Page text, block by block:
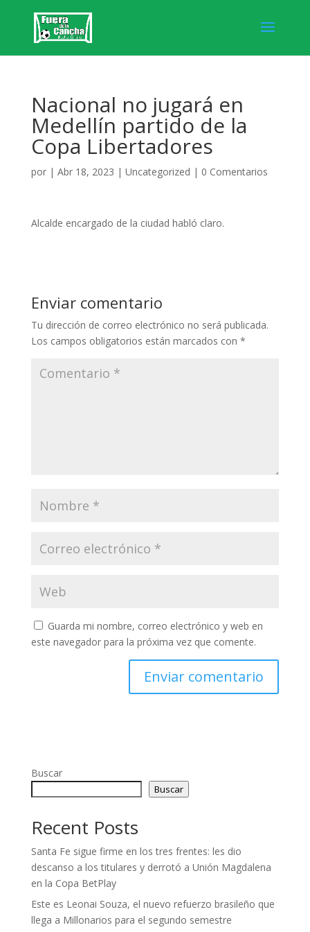
Nacional no jugará en
Medellín partido de la
Copa Libertadores
por | Abr 18, 2023 | Uncategorized | 0 Comentarios
Alcalde encargado de la ciudad habló claro.
Enviar comentario
Tu dirección de correo electrónico no será publicada.
Los campos obligatorios están marcados con *
Guarda mi nombre, correo electrónico y web en
este navegador para la próxima vez que comente.
Buscar
Buscar
Recent Posts
Santa Fe sigue firme en los tres frentes: les dio
descanso a los titulares y derrotó a Unión Magdalena
en la Copa BetPlay
Este es Leonai Souza, el nuevo refuerzo brasileño que
llega a Millonarios para el segundo semestre